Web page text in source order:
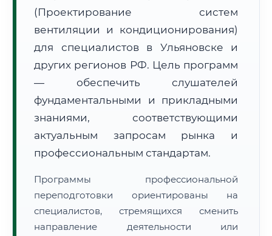
Расчет логистики оригиналов:
• Маршрут транзита:
• Экспресс-доставка СДЭК / Почтой:3–5 рабочих дней
📜 Документы и аккредитация ФИС ФРДО
(Проектирование систем
вентиляции и кондиционирования)
для специалистов в Ульяновске и
других регионов РФ. Цель программ
— обеспечить слушателей
фундаментальными и прикладными
знаниями, соответствующими
актуальным запросам рынка и
профессиональным стандартам.
Программы профессиональной
переподготовки ориентированы на
специалистов, стремящихся сменить
направление деятельности или